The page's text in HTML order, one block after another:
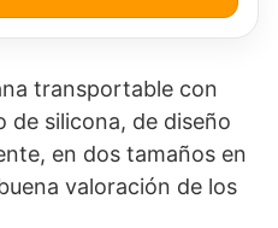
transportable con
de silicona, de diseño
en dos tamaños en
valoración de los